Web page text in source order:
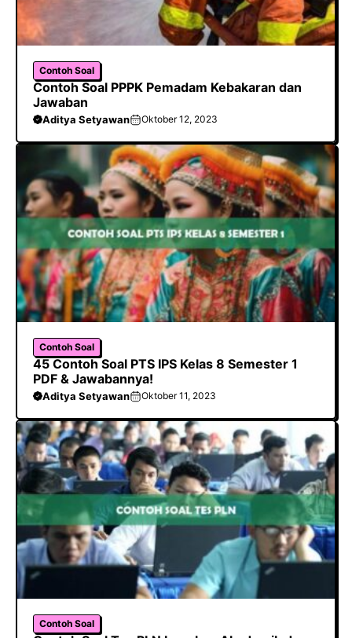
Contoh Soal
Contoh Soal PPPK Pemadam Kebakaran dan
Jawaban
Aditya Setyawan Oktober 12, 2023
Contoh Soal
45 Contoh Soal PTS IPS Kelas 8 Semester 1
PDF & Jawabannya!
Aditya Setyawan Oktober 11, 2023
Contoh Soal